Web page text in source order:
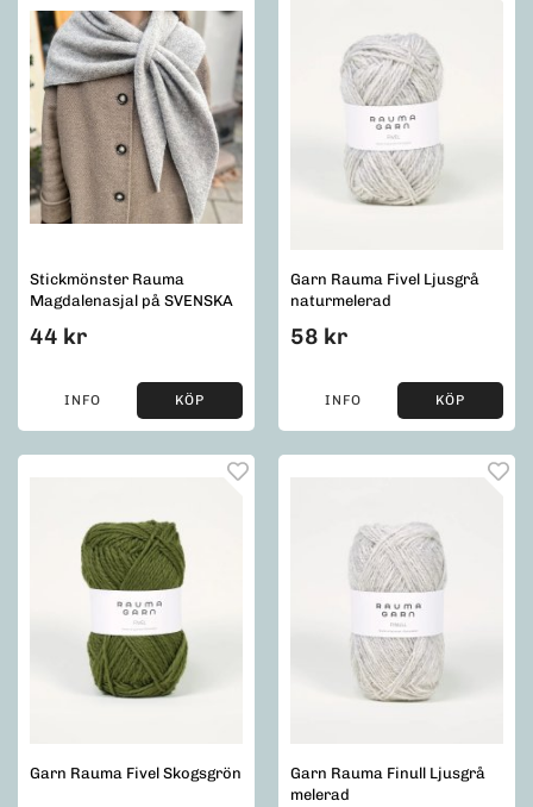
Stickmönster Rauma
Magdalenasjal på SVENSKA
44 kr
INFO KÖP
Garn Rauma Fivel Ljusgrå
naturmelerad
58 kr
INFO KÖP
Garn Rauma Fivel Skogsgrön
Garn Rauma Finull Ljusgrå
melerad